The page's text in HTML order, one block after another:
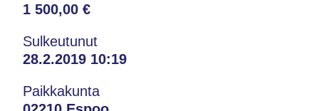
1 500,00 €
Sulkeutunut
28.2.2019 10:19
Paikkakunta